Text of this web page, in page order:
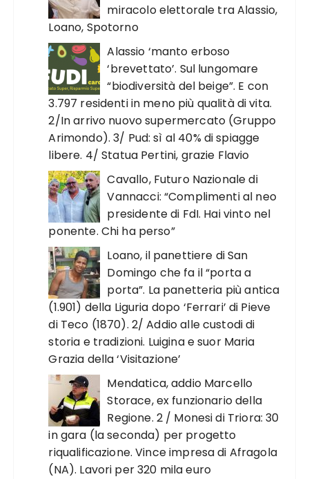
miracolo elettorale tra Alassio,
Loano, Spotorno
Alassio ‘manto erboso
‘brevettato’. Sul lungomare
“biodiversità del beige”. E con
3.797 residenti in meno più qualità di vita.
2/In arrivo nuovo supermercato (Gruppo
Arimondo). 3/ Pud: sì al 40% di spiagge
libere. 4/ Statua Pertini, grazie Flavio
Cavallo, Futuro Nazionale di
Vannacci: “Complimenti al neo
presidente di FdI. Hai vinto nel
ponente. Chi ha perso”
Loano, il panettiere di San
Domingo che fa il “porta a
porta”. La panetteria più antica
(1.901) della Liguria dopo ‘Ferrari’ di Pieve
di Teco (1870). 2/ Addio alle custodi di
storia e tradizioni. Luigina e suor Maria
Grazia della ‘Visitazione’
Mendatica, addio Marcello
Storace, ex funzionario della
Regione. 2 / Monesi di Triora: 30
in gara (la seconda) per progetto
riqualificazione. Vince impresa di Afragola
(NA). Lavori per 320 mila euro